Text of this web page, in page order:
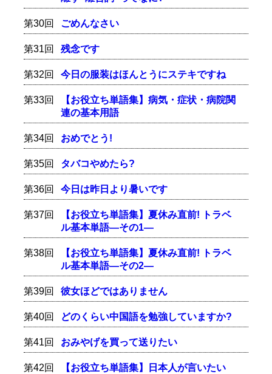
第30回 ごめんなさい
第31回 残念です
第32回 今日の服装はほんとうにステキですね
第33回
【お役立ち単語集】病気・症状・病院関
連の基本用語
第34回 おめでとう!
第35回 タバコやめたら?
第36回 今日は昨日より暑いです
第37回
【お役立ち単語集】夏休み直前! トラベ
ル基本単語―その1―
第38回
【お役立ち単語集】夏休み直前! トラベ
ル基本単語―その2―
第39回 彼女ほどではありません
第40回 どのくらい中国語を勉強していますか?
第41回 おみやげを買って送りたい
第42回
【お役立ち単語集】日本人が言いたい